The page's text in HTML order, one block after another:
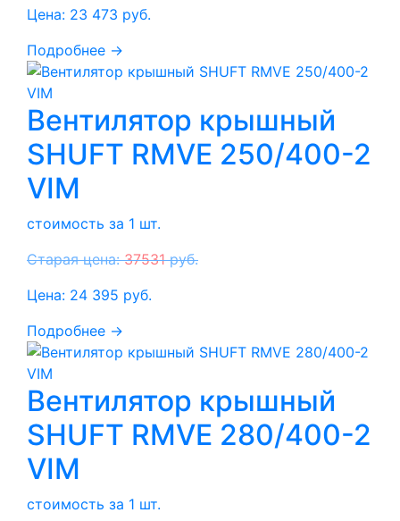
Цена: 23 473 руб.
Подробнее →
Вентилятор крышный
SHUFT RMVE 250/400-2
VIM
стоимость за 1 шт.
Старая цена:37531руб.
Цена: 24 395 руб.
Подробнее →
Вентилятор крышный
SHUFT RMVE 280/400-2
VIM
стоимость за 1 шт.